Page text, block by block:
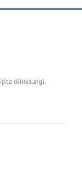
dilindungi.